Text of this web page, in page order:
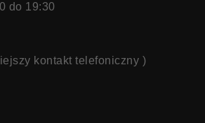
do 19:30
kontakt telefoniczny )